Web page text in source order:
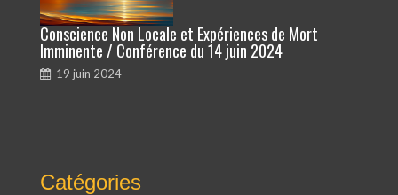
Conscience Non Locale et Expériences de Mort
Imminente / Conférence du 14 juin 2024
19 juin 2024
Catégories